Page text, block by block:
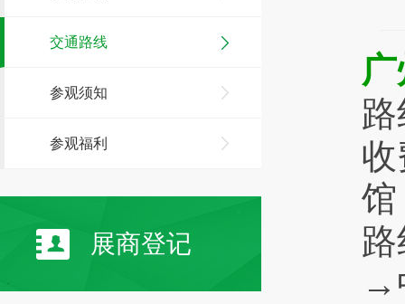
交通路线
参观须知
参观福利
展商登记
馆
→